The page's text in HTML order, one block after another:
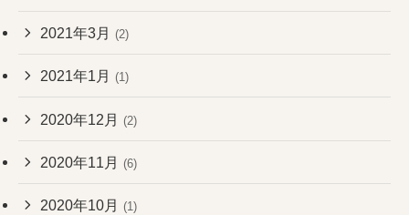
2021年3月 (2)
2021年1月 (1)
2020年12月 (2)
2020年11月 (6)
2020年10月 (1)